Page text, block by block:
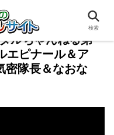
ルちゃんねる第
エピナール＆ア
隊長＆なおな
検索